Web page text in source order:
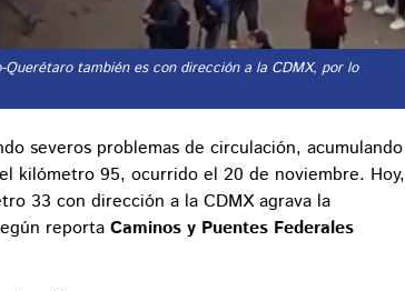
también es con dirección a la CDMX, por lo
severos problemas de circulación, acumulando
kilómetro 95, ocurrido el 20 de noviembre. Hoy,
33 con dirección a la CDMX agrava la
reporta Caminos y Puentes Federales